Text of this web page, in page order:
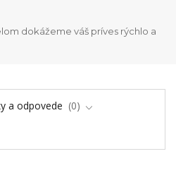
dokážeme váš príves rýchlo a
a odpovede
0